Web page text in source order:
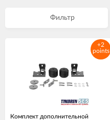
Фильтр
+2
points
Комплект дополнительной